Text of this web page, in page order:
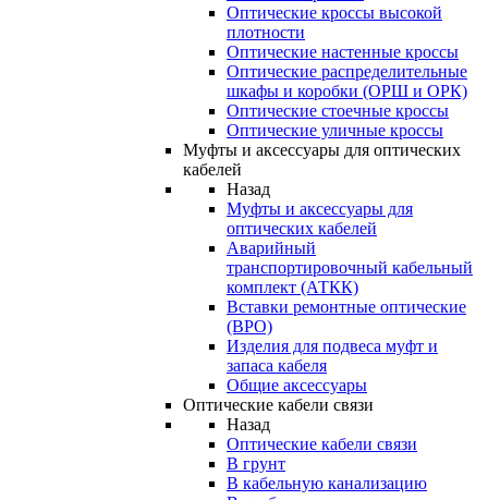
Оптические кроссы высокой
плотности
Оптические настенные кроссы
Оптические распределительные
шкафы и коробки (ОРШ и ОРК)
Оптические стоечные кроссы
Оптические уличные кроссы
Муфты и аксессуары для оптических
кабелей
Назад
Муфты и аксессуары для
оптических кабелей
Аварийный
транспортировочный кабельный
комплект (АТКК)
Вставки ремонтные оптические
(ВРО)
Изделия для подвеса муфт и
запаса кабеля
Общие аксессуары
Оптические кабели связи
Назад
Оптические кабели связи
В грунт
В кабельную канализацию